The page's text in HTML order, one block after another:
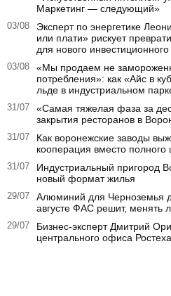
Маркетинг — следующий»
03/08
Эксперт по энергетике
или плати» рискует
для нового
03/08
«Мы продаем не
потребления»: как «Айс в
льде в индустриальном
31/07
«Самая тяжелая фаза за
закрытия ресторанов в
31/07
Как воронежские заводы
кооперация вместо полного
31/07
Индустриальный пригород
новый формат жилья
29/07
Алюминий для Черноземья
августе ФАС решит,
29/07
Бизнес-эксперт Дмитрий
центрального офиса